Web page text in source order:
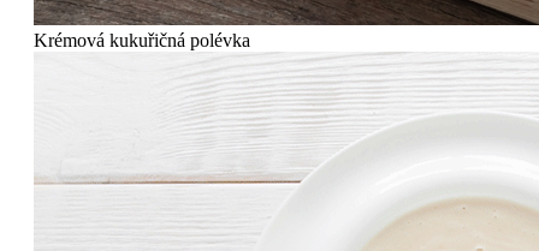
Krémová kukuřičná polévka